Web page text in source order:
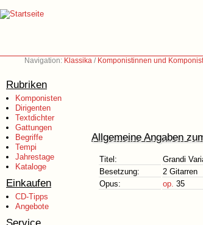
Navigation: Klassika / Komponistinnen und
Rubriken
Komponisten
Dirigenten
Textdichter
Gattungen
Begriffe
Tempi
Jahrestage
Kataloge
Einkaufen
CD-Tipps
Angebote
Service
Allgemeine Angaben
Titel:
Grandi
Besetzung:
2 Gitarren
Opus:
op. 35